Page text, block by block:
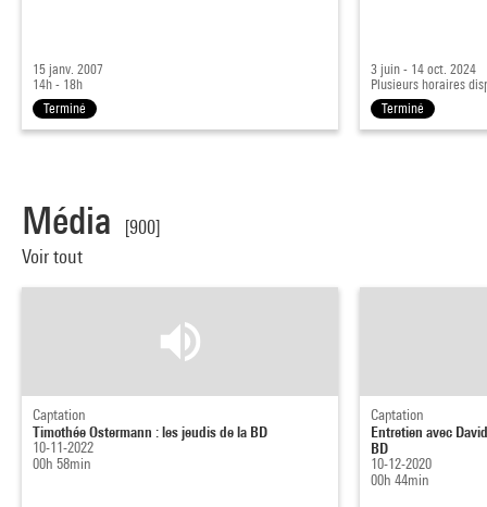
15 janv. 2007
14h - 18h
Terminé
3 juin - 14 oct. 2024
Plusieurs horaires
Terminé
Média
[900]
Voir tout
Captation
Timothée Ostermann : les jeudis de la BD
10-11-2022
00h 58min
Captation
Entretien avec
BD
10-12-2020
00h 44min